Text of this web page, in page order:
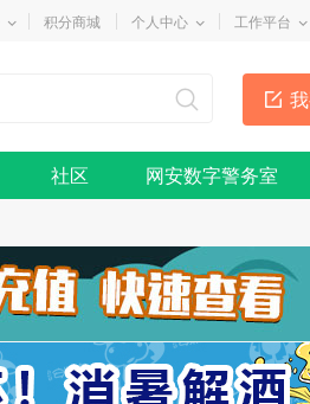
积分商城 个人中心 工作平台
社区 网安数字警务室